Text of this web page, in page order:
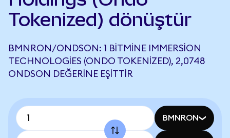
Tokenized) dönüştür
BMNRON/ONDSON: 1 BITMINE IMMERSION
TECHNOLOGIES (ONDO TOKENIZED), 2,0748
ONDSON DEĞERINE EŞITTIR
BMNRON